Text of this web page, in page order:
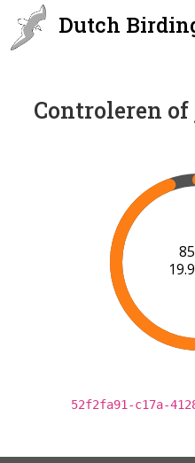
Dutch
Controleren of
52f2fa91-c17a-